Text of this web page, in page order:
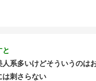
と
系多いけどそういうのは
は刺さらない